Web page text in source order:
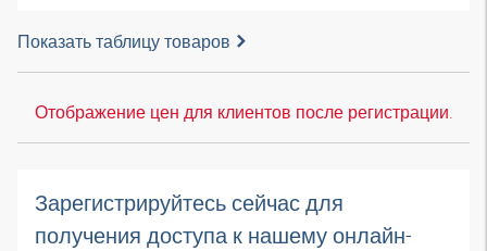
Показать таблицу товаров
Отображение цен для клиентов после регистрации.
Зарегистрируйтесь сейчас для
получения доступа к нашему онлайн-